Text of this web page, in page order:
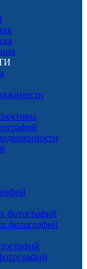
фотографий
фотографий